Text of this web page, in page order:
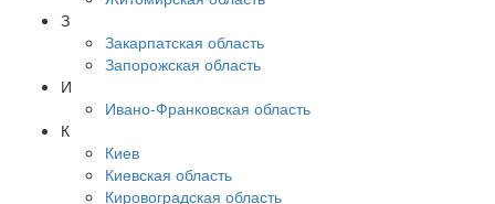
З
Закарпатская область
Запорожская область
И
Ивано-Франковская область
К
Киев
Киевская область
Кировоградская область